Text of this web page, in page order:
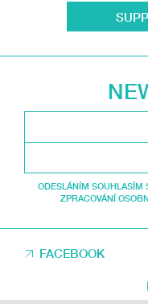
ODESLÁNÍM SOUHLASÍM
ZPRACOVÁNÍ
FACEBOOK